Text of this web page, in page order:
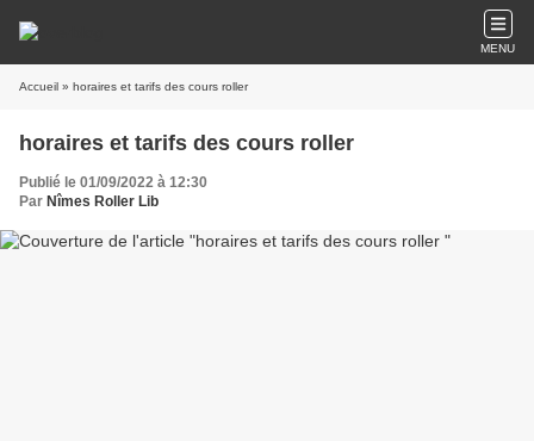
MENU
Accueil » horaires et tarifs des cours roller
horaires et tarifs des cours roller
Publié le 01/09/2022 à 12:30
Par Nîmes Roller Lib